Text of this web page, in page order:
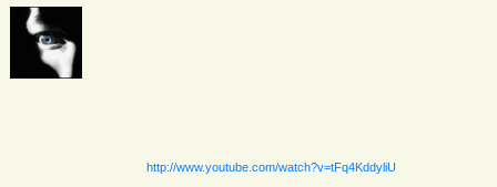
http://www.youtube.com/watch?v=tFq4KddyliU